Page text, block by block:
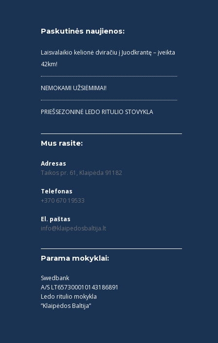
Paskutinės naujienos:
Laisvalaikio kelionė dviračiu į Juodkrantę – įveikta
42km!
NEMOKAMI UŽSIĖMIMAI!
PRIEŠSEZONINĖ LEDO RITULIO STOVYKLA
Mus rasite:
Adresas
Taikos pr. 61, Klaipėda 91182
Telefonas
+370 670 19533
El. paštas
info@klaipedosbaltija.lt
Parama mokyklai:
Swedbank
A/S LT657300010143186891
Ledo ritulio mokykla
”Klaipėdos Baltija”